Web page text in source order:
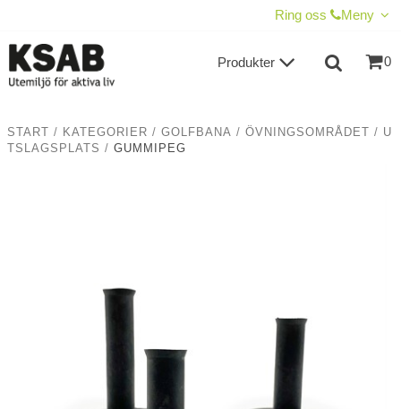
Ring oss Meny
0
Produkter
START / KATEGORIER / GOLFBANA / ÖVNINGSOMRÅDET / U
TSLAGSPLATS / GUMMIPEG
TILL KASSAN